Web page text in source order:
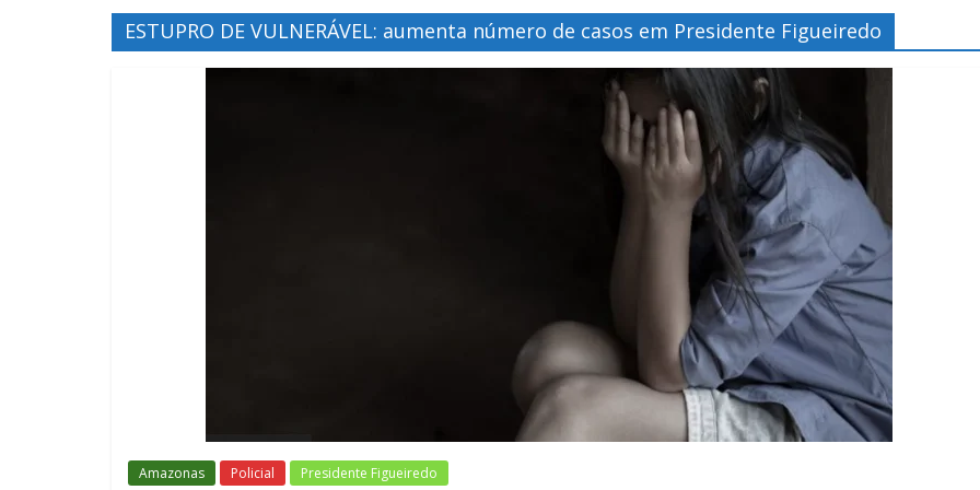
ESTUPRO DE VULNERÁVEL: aumenta número de casos em Presidente Figueiredo
Amazonas Policial Presidente Figueiredo